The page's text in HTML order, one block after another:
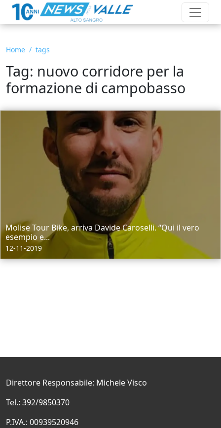
Home tags
Tag: nuovo corridore per la
formazione di campobasso
Molise Tour Bike, arriva Davide Caroselli. “Qui il vero
esempio e...
12-11-2019
Direttore Responsabile: Michele Visco
Tel.: 392/9850370
P.IVA.: 00939520946